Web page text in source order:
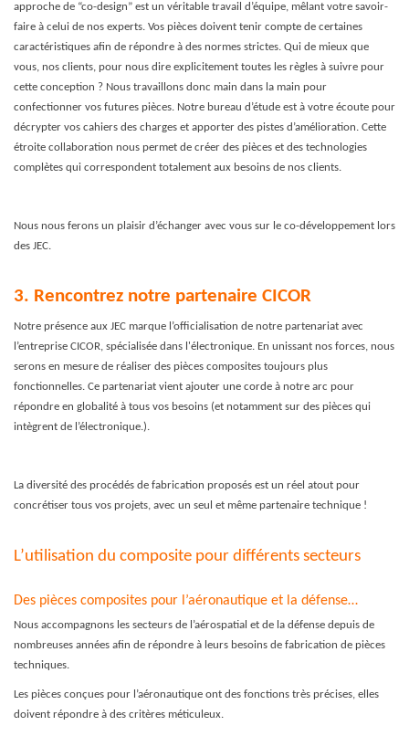
approche de “co-design” est un véritable travail d’équipe, mêlant votre savoir-
faire à celui de nos experts. Vos pièces doivent tenir compte de certaines
caractéristiques afin de répondre à des normes strictes. Qui de mieux que
vous, nos clients, pour nous dire explicitement toutes les règles à suivre pour
cette conception ? Nous travaillons donc main dans la main pour
confectionner vos futures pièces. Notre bureau d’étude est à votre écoute pour
décrypter vos cahiers des charges et apporter des pistes d’amélioration. Cette
étroite collaboration nous permet de créer des pièces et des technologies
complètes qui correspondent totalement aux besoins de nos clients.
Nous nous ferons un plaisir d’échanger avec vous sur le co-développement lors
des JEC.
3. Rencontrez notre partenaire CICOR
Notre présence aux JEC marque l’officialisation de notre partenariat avec
l’entreprise CICOR, spécialisée dans l'électronique. En unissant nos forces, nous
serons en mesure de réaliser des pièces composites toujours plus
fonctionnelles. Ce partenariat vient ajouter une corde à notre arc pour
répondre en globalité à tous vos besoins (et notamment sur des pièces qui
intègrent de l’électronique.).
La diversité des procédés de fabrication proposés est un réel atout pour
concrétiser tous vos projets, avec un seul et même partenaire technique !
L’utilisation du composite pour différents secteurs
Des pièces composites pour l’aéronautique et la défense…
Nous accompagnons les secteurs de l’aérospatial et de la défense depuis de
nombreuses années afin de répondre à leurs besoins de fabrication de pièces
techniques.
Les pièces conçues pour l’aéronautique ont des fonctions très précises, elles
doivent répondre à des critères méticuleux.